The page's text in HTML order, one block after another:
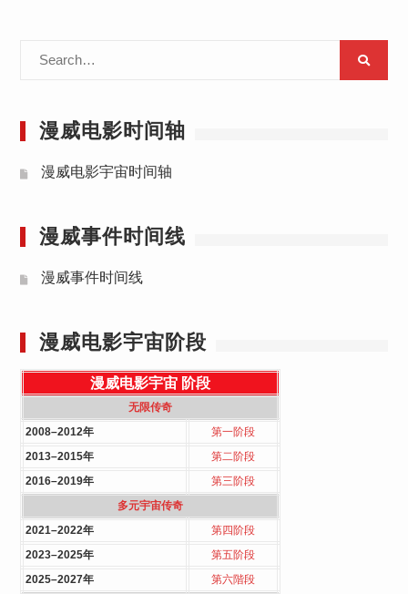
漫威电影时间轴
漫威电影宇宙时间轴
漫威事件时间线
漫威事件时间线
漫威电影宇宙阶段
漫威电影宇宙 阶段
无限传奇
2008–2012年
第一阶段
2013–2015年
第二阶段
2016–2019年
第三阶段
多元宇宙传奇
2021–2022年
第四阶段
2023–2025年
第五阶段
2025–2027年
第六階段